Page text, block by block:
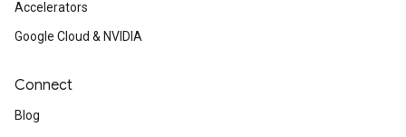
Accelerators
Google Cloud & NVIDIA
Connect
Blog